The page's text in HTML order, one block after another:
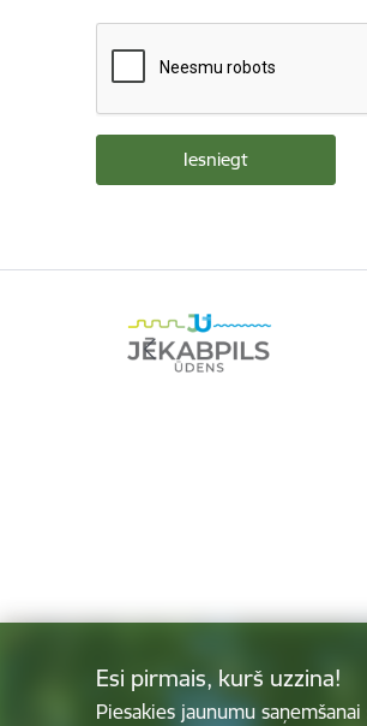
Esi pirmais, kurš uzzina!
Piesakies jaunumu saņemšanai